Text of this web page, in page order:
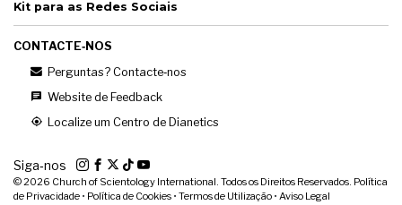
Kit para as Redes Sociais
CONTACTE‑NOS
Perguntas? Contacte‑nos
Website de Feedback
Localize um Centro de Dianetics
Siga‑nos
© 2026 Church of Scientology International. Todos os Direitos Reservados. Política
de Privacidade • Política de Cookies • Termos de Utilização • Aviso Legal